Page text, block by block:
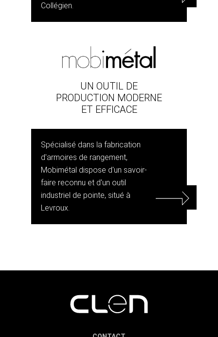
Collégien.
UN OUTIL DE
PRODUCTION MODERNE
ET EFFICACE
Spécialisé dans la fabrication
d'armoires de rangement,
Mobimétal dispose d'un savoir-
faire reconnu et d'un outil
industriel de pointe, situé à
Levroux.